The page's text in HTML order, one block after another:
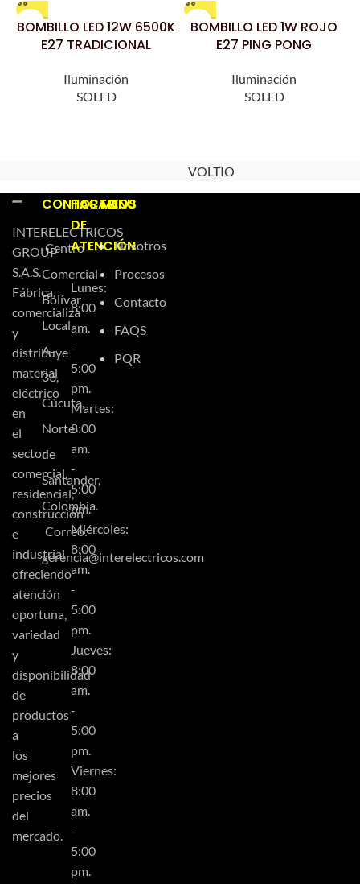
BOMBILLO LED 12W 6500K
E27 TRADICIONAL
Iluminación
SOLED
BOMBILLO LED 1W ROJO
E27 PING PONG
Iluminación
SOLED
VOLTIO
INTERELECTRICOS
GROUP
S.A.S.
Fábrica,
comercializa
y
distribuye
material
eléctrico
en
el
sector
comercial,
residencial,
construcción
e
industrial
ofreciendo
atención
oportuna,
variedad
y
disponibilidad
de
productos
a
los
mejores
precios
del
mercado.
CONTACTO
Centro
Comercial
Bolívar
Local
A-
33,
Cúcuta,
Norte
de
Santander,
Colombia.
Correo:
gerencia@interelectricos.com
HORARIOS
DE
ATENCIÓN
Lunes:
8:00
am.
-
5:00
pm.
Martes:
8:00
am.
-
5:00
pm.
Miércoles:
8:00
am.
-
5:00
pm.
Jueves:
8:00
am.
-
5:00
pm.
Viernes:
8:00
am.
-
5:00
pm.
MENU
Nosotros
Procesos
Contacto
FAQS
PQR